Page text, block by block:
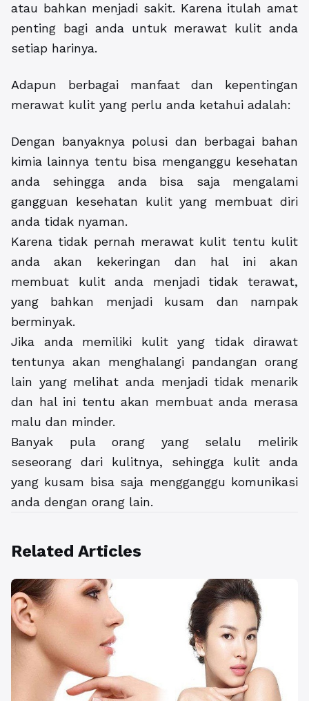
atau bahkan menjadi sakit. Karena itulah amat
penting bagi anda untuk merawat kulit anda
setiap harinya.
Adapun berbagai manfaat dan kepentingan
merawat kulit yang perlu anda ketahui adalah:
Dengan banyaknya polusi dan berbagai bahan
kimia lainnya tentu bisa menganggu kesehatan
anda sehingga anda bisa saja mengalami
gangguan kesehatan kulit yang membuat diri
anda tidak nyaman.
Karena tidak pernah merawat kulit tentu kulit
anda akan kekeringan dan hal ini akan
membuat kulit anda menjadi tidak terawat,
yang bahkan menjadi kusam dan nampak
berminyak.
Jika anda memiliki kulit yang tidak dirawat
tentunya akan menghalangi pandangan orang
lain yang melihat anda menjadi tidak menarik
dan hal ini tentu akan membuat anda merasa
malu dan minder.
Banyak pula orang yang selalu melirik
seseorang dari kulitnya, sehingga kulit anda
yang kusam bisa saja mengganggu komunikasi
anda dengan orang lain.
Related Articles